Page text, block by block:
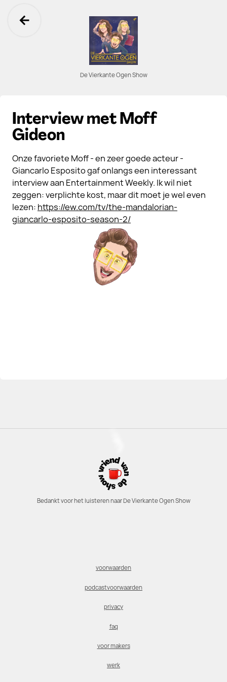
Ga terug
De Vierkante Ogen Show
Interview met Moff
Gideon
Onze favoriete Moff - en zeer goede acteur -
Giancarlo Esposito gaf onlangs een interessant
interview aan Entertainment Weekly. Ik wil niet
zeggen: verplichte kost, maar dit moet je wel even
lezen: https://ew.com/tv/the-mandalorian-
giancarlo-esposito-season-2/
Bedankt voor het luisteren naar De Vierkante Ogen Show
voorwaarden
podcastvoorwaarden
privacy
faq
voor makers
werk